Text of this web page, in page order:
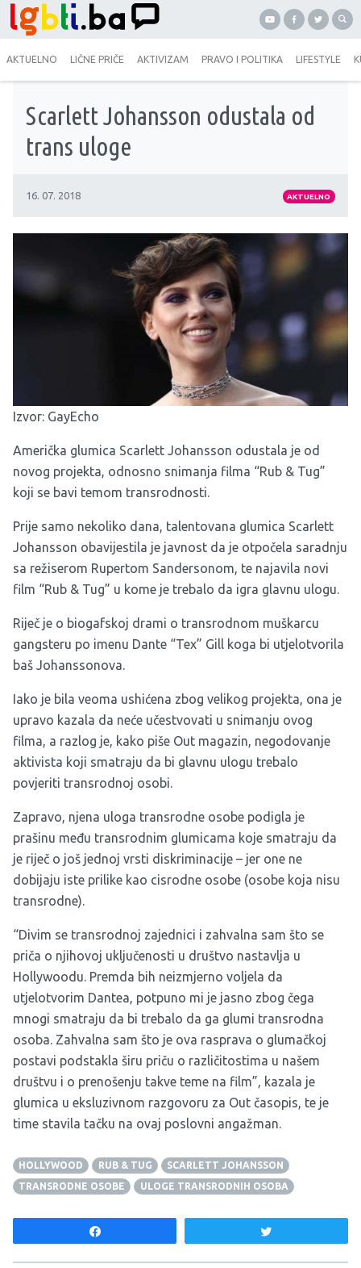
AKTUELNO LIČNE PRIČE AKTIVIZAM PRAVO I POLITIKA LIFESTYLE
Scarlett Johansson odustala od
trans uloge
16. 07. 2018 AKTUELNO
Izvor: GayEcho
Američka glumica Scarlett Johansson odustala je od
novog projekta, odnosno snimanja filma “Rub & Tug”
koji se bavi temom transrodnosti.
Prije samo nekoliko dana, talentovana glumica Scarlett
Johansson obavijestila je javnost da je otpočela saradnju
sa režiserom Rupertom Sandersonom, te najavila novi
film “Rub & Tug” u kome je trebalo da igra glavnu ulogu.
Riječ je o biogafskoj drami o transrodnom muškarcu
gangsteru po imenu Dante “Tex” Gill koga bi utjelotvorila
baš Johanssonova.
Iako je bila veoma ushićena zbog velikog projekta, ona je
upravo kazala da neće učestvovati u snimanju ovog
filma, a razlog je, kako piše Out magazin, negodovanje
aktivista koji smatraju da bi glavnu ulogu trebalo
povjeriti transrodnoj osobi.
Zapravo, njena uloga transrodne osobe podigla je
prašinu među transrodnim glumicama koje smatraju da
je riječ o još jednoj vrsti diskriminacije – jer one ne
dobijaju iste prilike kao cisrodne osobe (osobe koja nisu
transrodne).
“Divim se transrodnoj zajednici i zahvalna sam što se
priča o njihovoj uključenosti u društvo nastavlja u
Hollywoodu. Premda bih neizmjerno voljela da
utjelotvorim Dantea, potpuno mi je jasno zbog čega
mnogi smatraju da bi trebalo da ga glumi transrodna
osoba. Zahvalna sam što je ova rasprava o glumačkoj
postavi podstakla širu priču o različitostima u našem
društvu i o prenošenju takve teme na film”, kazala je
glumica u eksluzivnom razgovoru za Out časopis, te je
time stavila tačku na ovaj poslovni angažman.
HOLLYWOOD RUB & TUG
SCARLETT JOHANSSON
TRANSRODNE OSOBE
ULOGE TRANSRODNIH OSOBA